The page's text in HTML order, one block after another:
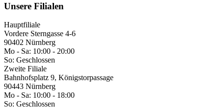
Unsere Filialen
Hauptfiliale
Vordere Sterngasse 4-6
90402 Nürnberg
Mo - Sa: 10:00 - 20:00
So: Geschlossen
Zweite Filiale
Bahnhofsplatz 9, Königstorpassage
90443 Nürnberg
Mo - Sa: 10:00 - 18:00
So: Geschlossen